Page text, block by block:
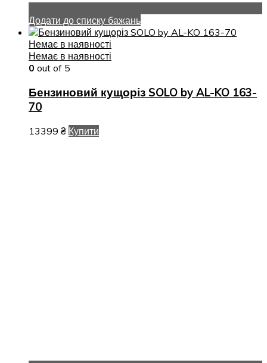
Додати до списку бажань
Немає в наявності
Немає в наявності
0 out of 5
Бензиновий кущоріз SOLO by AL-KO 163-
70
13399 ₴ Купити